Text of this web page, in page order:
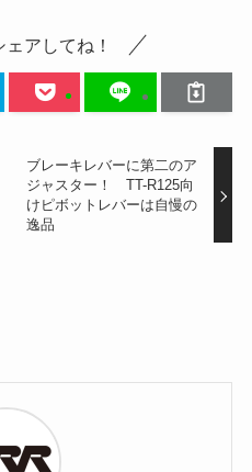
アしてね！
ブレーキレバーに第二のア
ジャスター！ TT-R125向
けピボットレバーは自慢の
逸品